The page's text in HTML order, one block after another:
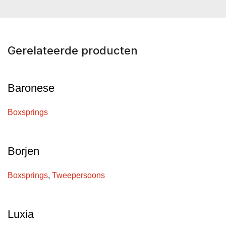
Gerelateerde producten
Baronese
Boxsprings
Borjen
Boxsprings,Tweepersoons
Luxia